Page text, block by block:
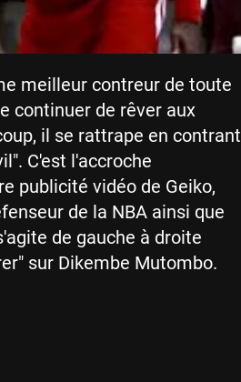
meilleur contreur de toute
continuer de rêver aux
il se rattrape en contrant
C'est l'accroche
publicité vidéo de Geiko,
de la NBA ainsi que
de gauche à droite
sur Dikembe Mutombo.